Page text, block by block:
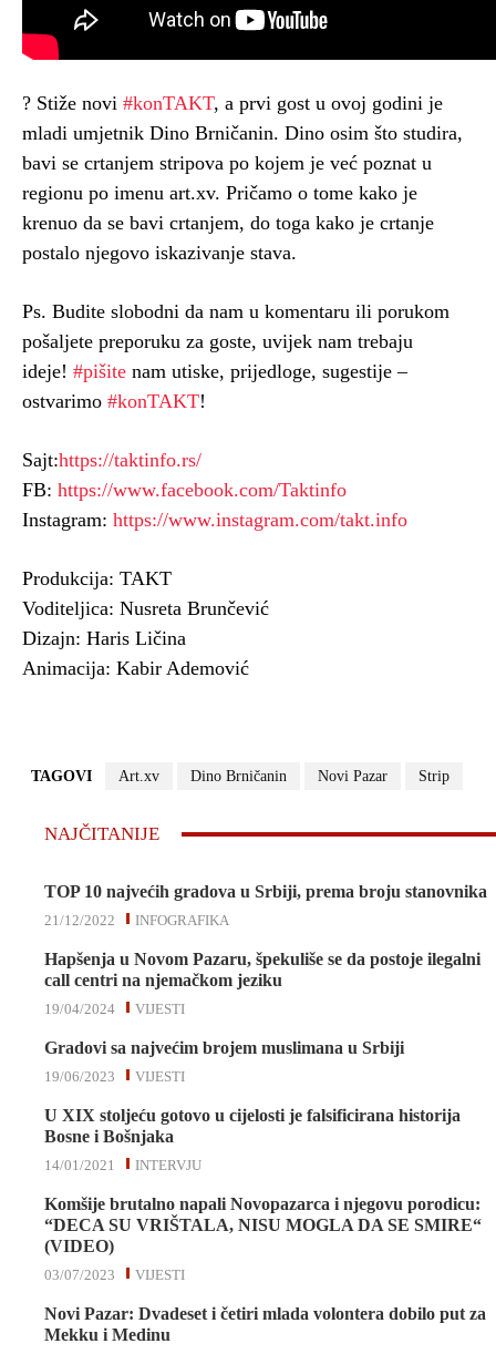
? Stiže novi #konTAKT, a prvi gost u ovoj godini je
mladi umjetnik Dino Brničanin. Dino osim što studira,
bavi se crtanjem stripova po kojem je već poznat u
regionu po imenu art.xv. Pričamo o tome kako je
krenuo da se bavi crtanjem, do toga kako je crtanje
postalo njegovo iskazivanje stava.
Ps. Budite slobodni da nam u komentaru ili porukom
pošaljete preporuku za goste, uvijek nam trebaju
ideje! #pišite nam utiske, prijedloge, sugestije –
ostvarimo #konTAKT!
Sajt:https://taktinfo.rs/
FB: https://www.facebook.com/Taktinfo
Instagram: https://www.instagram.com/takt.info
Produkcija: TAKT
Voditeljica: Nusreta Brunčević
Dizajn: Haris Ličina
Animacija: Kabir Ademović
TAGOVI Art.xv Dino Brničanin Novi Pazar Strip
NAJČITANIJE
TOP 10 najvećih gradova u Srbiji, prema broju stanovnika
INFOGRAFIKA
21/12/2022
Hapšenja u Novom Pazaru, špekuliše se da postoje ilegalni
call centri na njemačkom jeziku
VIJESTI
19/04/2024
Gradovi sa najvećim brojem muslimana u Srbiji
VIJESTI
19/06/2023
U XIX stoljeću gotovo u cijelosti je falsificirana historija
Bosne i Bošnjaka
INTERVJU
14/01/2021
Komšije brutalno napali Novopazarca i njegovu porodicu:
“DECA SU VRIŠTALA, NISU MOGLA DA SE SMIRE“
(VIDEO)
VIJESTI
03/07/2023
Novi Pazar: Dvadeset i četiri mlada volontera dobilo put za
Mekku i Medinu